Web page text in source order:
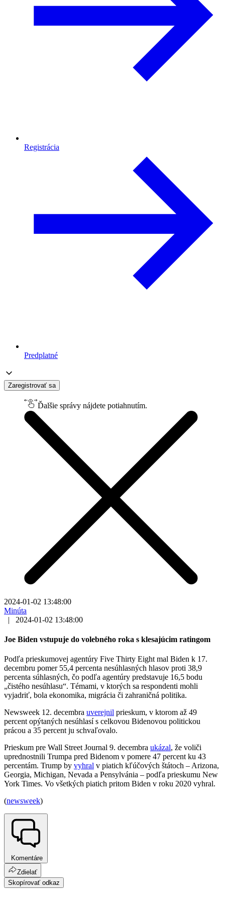
Registrácia
Predplatné
Zaregistrovať sa
Ďalšie správy nájdete potiahnutím.
2024-01-02 13:48:00
Minúta
|
2024-01-02 13:48:00
Joe Biden vstupuje do volebného roka s klesajúcim ratingom
Podľa prieskumovej agentúry Five Thirty Eight mal Biden k 17.
decembru pomer 55,4 percenta nesúhlasných hlasov proti 38,9
percenta súhlasných, čo podľa agentúry predstavuje 16,5 bodu
„čistého nesúhlasu“. Témami, v ktorých sa respondenti mohli
vyjadriť, bola ekonomika, migrácia či zahraničná politika.
Newsweek 12. decembra uverejnil prieskum, v ktorom až 49
percent opýtaných nesúhlasí s celkovou Bidenovou politickou
prácou a 35 percent ju schvaľovalo.
Prieskum pre Wall Street Journal 9. decembra ukázal, že voliči
uprednostnili Trumpa pred Bidenom v pomere 47 percent ku 43
percentám. Trump by vyhral v piatich kľúčových štátoch – Arizona,
Georgia, Michigan, Nevada a Pensylvánia – podľa prieskumu New
York Times. Vo všetkých piatich pritom Biden v roku 2020 vyhral.
(newsweek)
Komentáre
Zdielať
Skopírovať odkaz